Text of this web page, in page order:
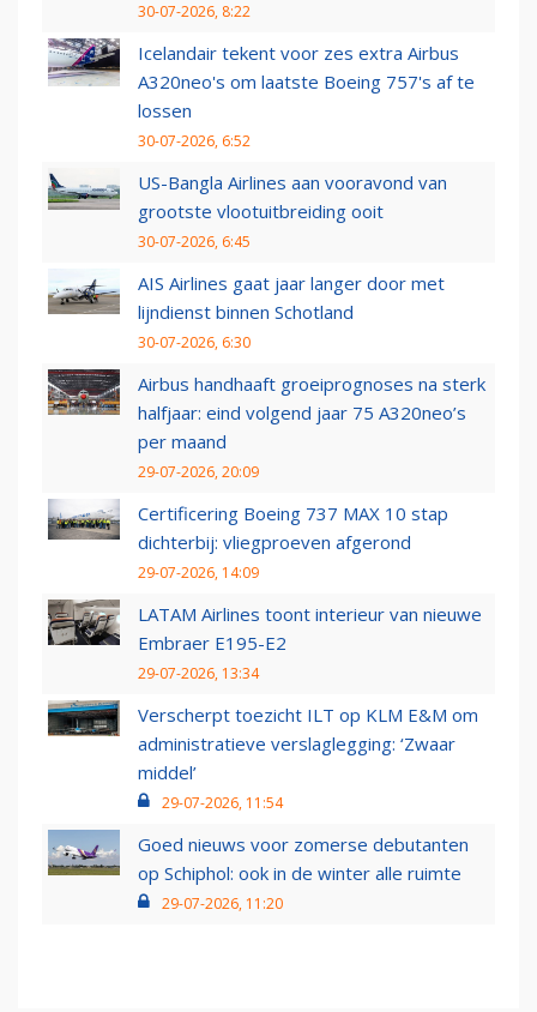
30-07-2026, 8:22
Icelandair tekent voor zes extra Airbus
A320neo's om laatste Boeing 757's af te
lossen
30-07-2026, 6:52
US-Bangla Airlines aan vooravond van
grootste vlootuitbreiding ooit
30-07-2026, 6:45
AIS Airlines gaat jaar langer door met
lijndienst binnen Schotland
30-07-2026, 6:30
Airbus handhaaft groeiprognoses na sterk
halfjaar: eind volgend jaar 75 A320neo’s
per maand
29-07-2026, 20:09
Certificering Boeing 737 MAX 10 stap
dichterbij: vliegproeven afgerond
29-07-2026, 14:09
LATAM Airlines toont interieur van nieuwe
Embraer E195-E2
29-07-2026, 13:34
Verscherpt toezicht ILT op KLM E&M om
administratieve verslaglegging: ‘Zwaar
middel’
29-07-2026, 11:54
Goed nieuws voor zomerse debutanten
op Schiphol: ook in de winter alle ruimte
29-07-2026, 11:20